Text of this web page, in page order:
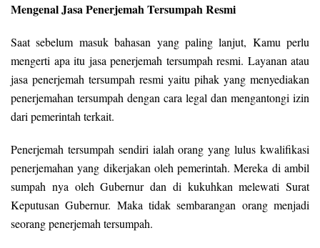
Mengenal Jasa Penerjemah Tersumpah Resmi
Saat sebelum masuk bahasan yang paling lanjut, Kamu perlu
mengerti apa itu jasa penerjemah tersumpah resmi. Layanan atau
jasa penerjemah tersumpah resmi yaitu pihak yang menyediakan
penerjemahan tersumpah dengan cara legal dan mengantongi izin
dari pemerintah terkait.
Penerjemah tersumpah sendiri ialah orang yang lulus kwalifikasi
penerjemahan yang dikerjakan oleh pemerintah. Mereka di ambil
sumpah nya oleh Gubernur dan di kukuhkan melewati Surat
Keputusan Gubernur. Maka tidak sembarangan orang menjadi
seorang penerjemah tersumpah.